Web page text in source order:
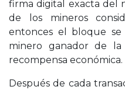
firma digital exacta del
de los mineros
entonces el bloque se
minero ganador de la
recompensa económica.
Después de cada